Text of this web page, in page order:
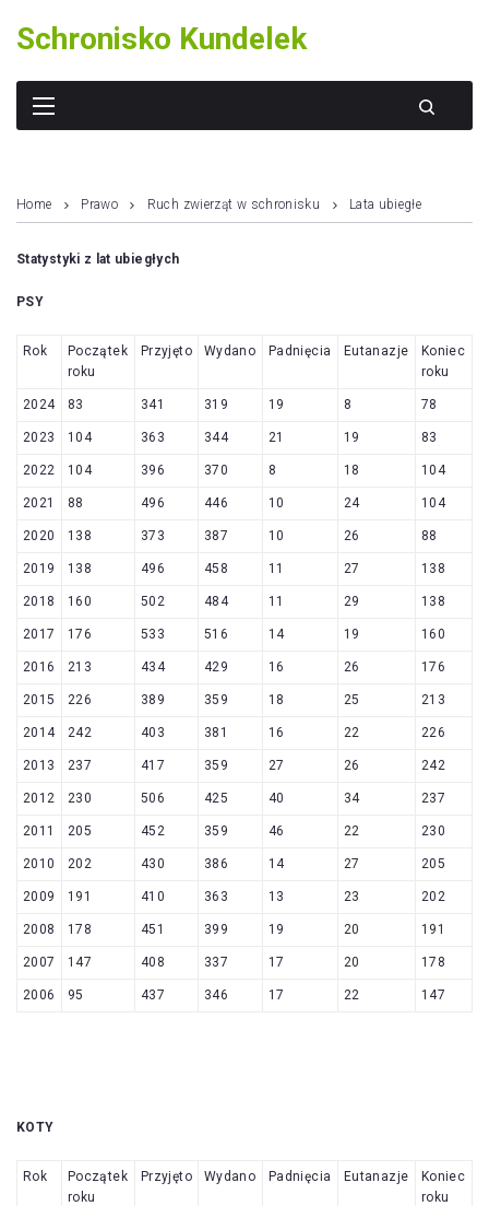
content
Schronisko Kundelek
Home Prawo Ruch zwierząt w schronisku Lata ubiegłe
Statystyki z lat ubiegłych
PSY
Rok
Początek
roku
Przyjęto Wydano Padnięcia Eutanazje
Koniec
roku
2024 83 341 319 19 8 78
2023 104 363 344 21 19 83
2022 104 396 370 8 18 104
2021 88 496 446 10 24 104
2020 138 373 387 10 26 88
2019 138 496 458 11 27 138
2018 160 502 484 11 29 138
2017 176 533 516 14 19 160
2016 213 434 429 16 26 176
2015 226 389 359 18 25 213
2014 242 403 381 16 22 226
2013 237 417 359 27 26 242
2012 230 506 425 40 34 237
2011 205 452 359 46 22 230
2010 202 430 386 14 27 205
2009 191 410 363 13 23 202
2008 178 451 399 19 20 191
2007 147 408 337 17 20 178
2006 95 437 346 17 22 147
KOTY
Rok
Początek
roku
Przyjęto Wydano Padnięcia Eutanazje
Koniec
roku